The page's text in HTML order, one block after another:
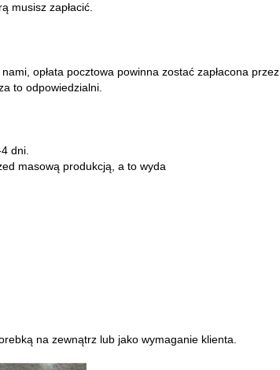
musisz zapłacić.
opłata pocztowa powinna zostać zapłacona przez
to odpowiedzialni.
dni.
masową produkcją, a to wyda
na zewnątrz lub jako wymaganie klienta.